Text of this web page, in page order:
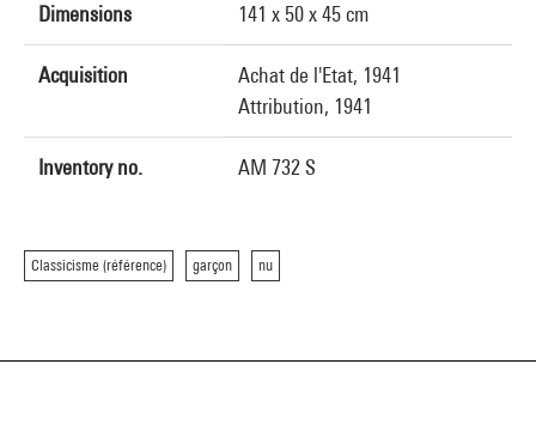
Dimensions 141 x 50 x 45 cm
Acquisition
Achat de l'Etat, 1941
Attribution, 1941
Inventory no. AM 732 S
Classicisme (référence) garçon nu